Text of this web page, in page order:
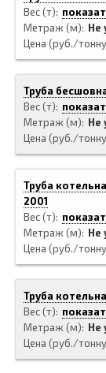
Вес (т)
Метраж (м)
Не
Цена (руб./
Труба
Вес (т)
Метраж (м)
Не
Цена (руб./
Труба
2001
Вес (т)
Метраж (м)
Не
Цена (руб./
Труба
Вес (т)
Метраж (м)
Не
Цена (руб./